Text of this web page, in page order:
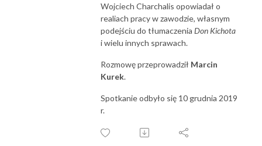
Wojciech Charchalis opowiadał o
realiach pracy w zawodzie, własnym
podejściu do tłumaczenia Don Kichota
i wielu innych sprawach.
Rozmowę przeprowadził Marcin
Kurek.
Spotkanie odbyło się 10 grudnia 2019
r.